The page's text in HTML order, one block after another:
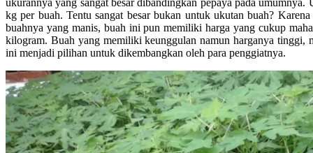
kg per buah. Tentu sangat besar bukan untuk ukutan buah?
buahnya yang manis, buah ini pun memiliki harga yang cukup
kilogram. Buah yang memiliki keunggulan namun harganya tinggi,
ini menjadi pilihan untuk dikembangkan oleh para penggiatnya.